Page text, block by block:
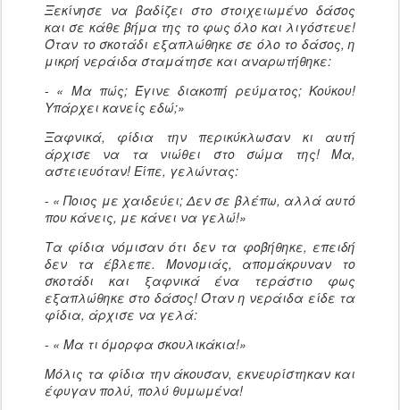
Ξεκίνησε να βαδίζει στο στοιχειωμένο δάσος
και σε κάθε βήμα της το φως όλο και λιγόστευε!
Όταν το σκοτάδι εξαπλώθηκε σε όλο το δάσος, η
μικρή νεράιδα σταμάτησε και αναρωτήθηκε:
- « Μα πώς; Έγινε διακοπή ρεύματος; Κούκου!
Υπάρχει κανείς εδώ;»
Ξαφνικά, φίδια την περικύκλωσαν κι αυτή
άρχισε να τα νιώθει στο σώμα της! Μα,
αστειευόταν! Είπε, γελώντας:
- « Ποιος με χαιδεύει; Δεν σε βλέπω, αλλά αυτό
που κάνεις, με κάνει να γελώ!»
Τα φίδια νόμισαν ότι δεν τα φοβήθηκε, επειδή
δεν τα έβλεπε. Μονομιάς, απομάκρυναν το
σκοτάδι και ξαφνικά ένα τεράστιο φως
εξαπλώθηκε στο δάσος! Όταν η νεράιδα είδε τα
φίδια, άρχισε να γελά:
- « Μα τι όμορφα σκουλικάκια!»
Μόλις τα φίδια την άκουσαν, εκνευρίστηκαν και
έφυγαν πολύ, πολύ θυμωμένα!